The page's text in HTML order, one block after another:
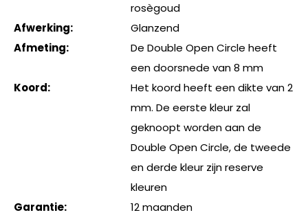
rosègoud
Afwerking:
Glanzend
Afmeting:
De Double Open Circle heeft
een doorsnede van 8 mm
Koord:
Het koord heeft een dikte van 2
mm. De eerste kleur zal
geknoopt worden aan de
Double Open Circle, de tweede
en derde kleur zijn reserve
kleuren
Garantie:
12 maanden